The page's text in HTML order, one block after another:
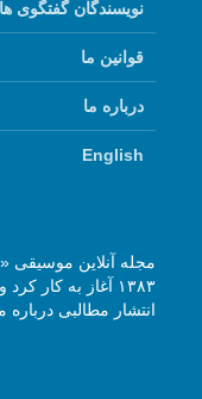
نویسندگان گفتگوی
قوانین ما
درباره ما
English
۱۳۸۳ آغاز به
انتشار مطالبی